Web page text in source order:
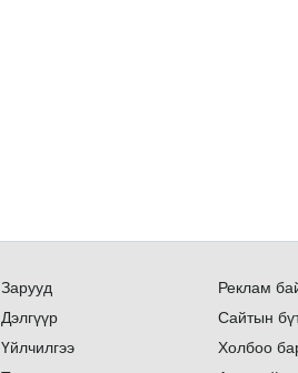
Зарууд
Дэлгүүр
Үйлчилгээ
Реклам
Сайтын
Холбоо